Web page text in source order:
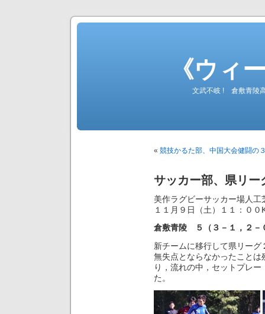
《ウィ
文武不岐 ! 倉敷青陵
« 競技かるた部、中国大会健闘
サッカー部、県リ
美作ラグビーサッカー場人工
１１月９日（土）１１：００
倉敷青陵 ５（３－１，２
新チームに移行して県リー
無失点とならなかったこと
り，流れの中，セットプレ
た。